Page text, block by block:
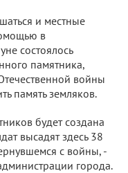
и местные
в
состоялось
памятника,
войны
память земляков.
будет создана
высадят здесь 38
с войны, -
города.